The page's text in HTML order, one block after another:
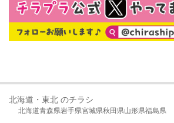
北海道・東北 のチラシ
北海道青森県岩手県宮城県秋田県山形県福島県